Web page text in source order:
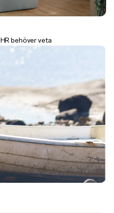
behöver veta